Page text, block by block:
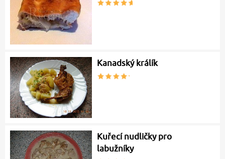
Kanadský králík
Kuřecí nudličky pro
labužníky